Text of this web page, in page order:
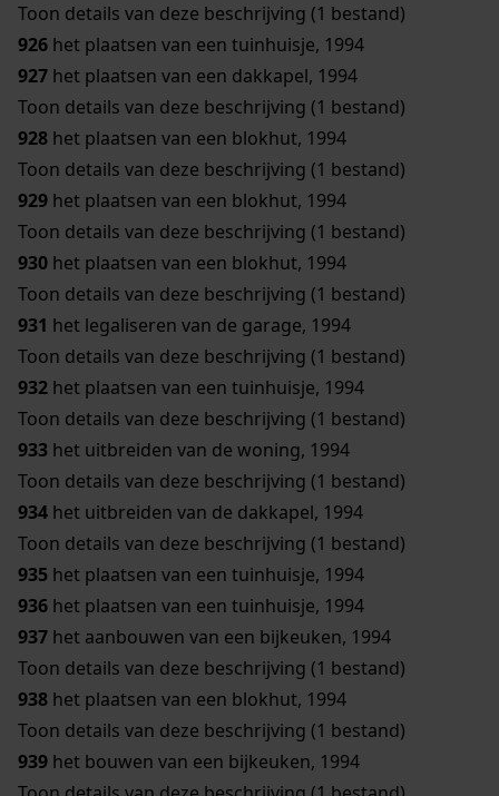
Toon details van deze beschrijving (1 bestand)
926 het plaatsen van een tuinhuisje, 1994
927 het plaatsen van een dakkapel, 1994
Toon details van deze beschrijving (1 bestand)
928 het plaatsen van een blokhut, 1994
Toon details van deze beschrijving (1 bestand)
929 het plaatsen van een blokhut, 1994
Toon details van deze beschrijving (1 bestand)
930 het plaatsen van een blokhut, 1994
Toon details van deze beschrijving (1 bestand)
931 het legaliseren van de garage, 1994
Toon details van deze beschrijving (1 bestand)
932 het plaatsen van een tuinhuisje, 1994
Toon details van deze beschrijving (1 bestand)
933 het uitbreiden van de woning, 1994
Toon details van deze beschrijving (1 bestand)
934 het uitbreiden van de dakkapel, 1994
Toon details van deze beschrijving (1 bestand)
935 het plaatsen van een tuinhuisje, 1994
936 het plaatsen van een tuinhuisje, 1994
937 het aanbouwen van een bijkeuken, 1994
Toon details van deze beschrijving (1 bestand)
938 het plaatsen van een blokhut, 1994
Toon details van deze beschrijving (1 bestand)
939 het bouwen van een bijkeuken, 1994